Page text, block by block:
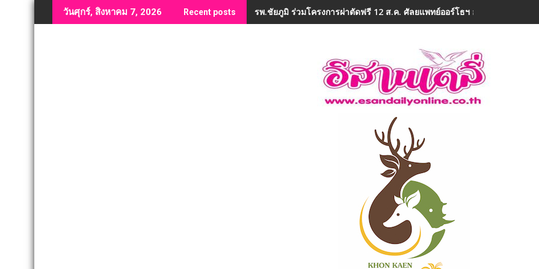
to
วันศุกร์, สิงหาคม 7, 2026 Recent posts รพ.ชัยภูมิ ร่วมโครงการผ่าตัดฟรี 12 ส.ค. ศัลยแพทย์ออร์โธฯ อาสา ถวายเป็นพร